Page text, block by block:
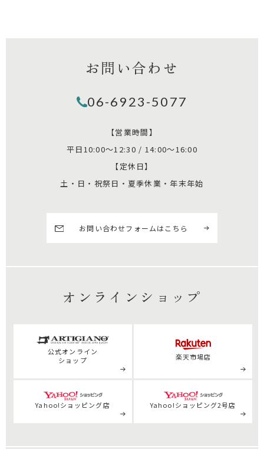
お問い合わせ
06-6923-5077
【営業時間】
平日10:00～12:30 / 14:00～16:00
【定休日】
土・日・祝祭日・夏季休業・年末年始
お問い合わせフォームはこちら
オンラインショップ
公式オンライン
ショップ
楽天市場店
Yahoo!ショッピング店 Yahoo!ショッピング2号店